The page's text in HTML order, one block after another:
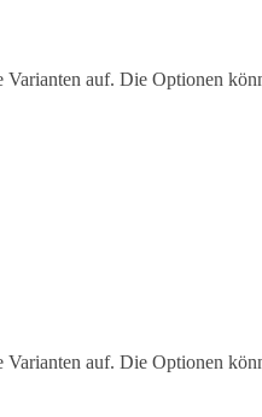
Varianten auf. Die Optionen
Varianten auf. Die Optionen